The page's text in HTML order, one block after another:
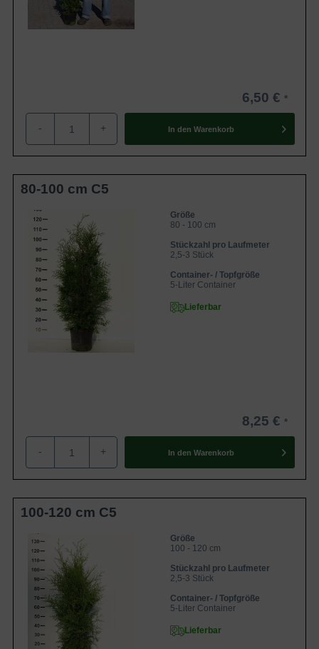
6,50 €
- + In den Warenkorb
80-100 cm C5
Größe
80 - 100 cm
Stückzahl pro Laufmeter
2,5-3 Stück
Container- / Topfgröße
5-Liter Container
Lieferbar
8,25 €
- + In den Warenkorb
100-120 cm C5
Größe
100 - 120 cm
Stückzahl pro Laufmeter
2,5-3 Stück
Container- / Topfgröße
5-Liter Container
Lieferbar